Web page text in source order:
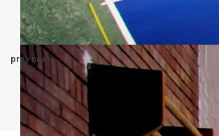
prev next
CONDIVIDI